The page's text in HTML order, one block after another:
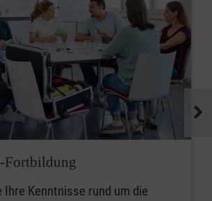
Fortbildung
Kenntnisse rund um die